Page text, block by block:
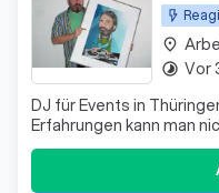
DJ für Events in
Erfahrungen kann man
über 40 Jahren sorge
Stimmung und perfekt
Hochzeiten bis
place
timelapse Vor